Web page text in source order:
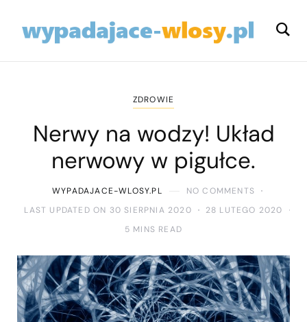
ZDROWIE
Nerwy na wodzy! Układ
nerwowy w pigułce.
WYPADAJACE-WLOSY.PL
NO COMMENTS
LAST UPDATED ON 30 SIERPNIA 2020
28 LUTEGO 2020
5 MINS READ